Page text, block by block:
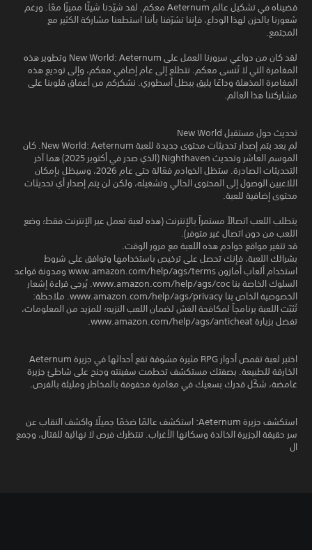
قضيناه في تشكيل عالم Aeternum معكم. لقد شيّدنا شيئًا مميزًا معًا. ورغم
شعورنا بالحزن لهذا الوداع، فإننا تشرّفنا بأننا استطعنا مشاركة الكثير مع
المجتمع.
لقد كان من دواعي سرورنا العمل على New World: Aeternum وتطوير هذه
المغامرة التي لا تُنسى معكم. نتطلع إلى عام إضافي معكم، وإلى توديع هذه
المغامرة المذهلة وداعًا يليق ببطل أسطوري. نشكركم من أعماق قلوبنا على
مشاركتنا هذا العالم.
تحديث حول مستقبل New World
لم يعد يتم إصدار تحديثات محتوى جديدة للعبة New World: Aeternum. كان
الموسم العاشر وتحديث Nighthaven (الذي صدر في أكتوبر 2025) هما آخر
التحديثات الصادرة. ستظل الخوادم فعّالة حتى عام 2026، وسيظل بإمكان
اللاعبين الوصول إلى المحتوى الحالي وتشغيله، ولكن لن يتم إصدار أي تحديثات
محتوى إضافية للعبة.
يتطلب اللعب اتصالاً مستمراً بالإنترنت (هذه لعبة تعمل عبر الإنترنت فقط؛ وضع
اللعب من دون اتصال غير متوفر).
قد تتغير مواقع خوادم هذه اللعبة مع مرور الوقت.
بشرائك اللعبة، فإنك تحصل على ترخيص باستخدامها وتوافق على شروط
استخدام ألعاب أمازون www.amazon.com/help/ags/terms ومدونة قواعد
السلوك الخاصة بنا www.amazon.com/help/ags/coc. يُرجى قراءة إشعار
الخصوصية الخاص بنا www.amazon.com/help/ags/privacy. ملاحظة:
تُثبّت اللعبة برنامجاً لمكافحة الغش لضمان اللعب النزيه؛ للمزيد من المعلومات،
تفضل بزيارة www.amazon.com/help/ags/anticheat.
اختبر لعبة تقمص أدوار RPG مثيرة مشوقة تقع أحداثها في جزيرة Aeternum
الخارقة للطبيعة. بصفتك مستكشف تحطمت سفينته وجنح على شاطئ جزيرة
غامضة، شكّل قدرك بسعيك في مغامرة محفوفة بالمخاطر ومليئة بالفرص.
استكشف جزيرة Aeternum: استكشف عالمًا ضخمًا جميلًا واكشف النقاب عن
سر حقيقة الجزيرة الخالدة وسكانها الأغراب. تنتظرك فرص لا نهائية للقتال، وجمع
ال